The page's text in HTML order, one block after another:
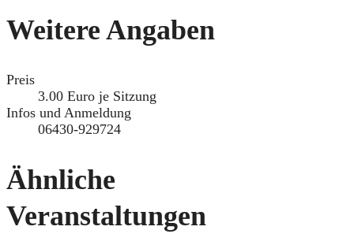
Weitere Angaben
Preis
3.00 Euro je Sitzung
Infos und Anmeldung
06430-929724
Ähnliche
Veranstaltungen